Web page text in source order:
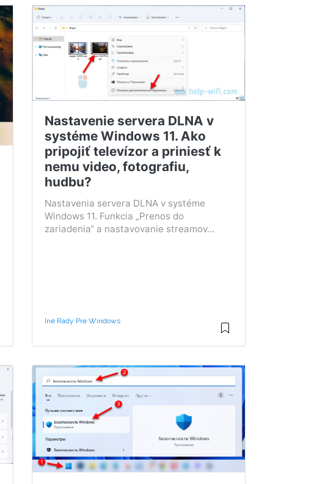
Nastavenie servera DLNA v
systéme Windows 11. Ako
pripojiť televízor a priniesť k
nemu video, fotografiu,
hudbu?
Nastavenia servera DLNA v systéme
Windows 11. Funkcia „Prenos do
zariadenia“ a nastavovanie streamov...
Iné Rady Pre Windows